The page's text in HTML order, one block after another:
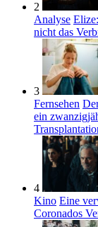
2
Analyse
nicht das
3
Fernsehen
ein
4
Kino Eine
Coronados